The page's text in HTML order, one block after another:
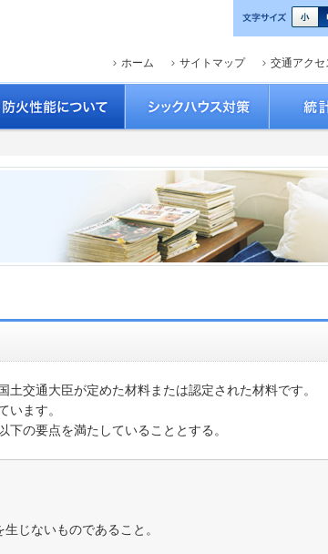
ホーム サイトマップ 交通アクセ
交通大臣が定めた材料または認定された材料です。
います。
の要点を満たしていることとする。
じないものであること。